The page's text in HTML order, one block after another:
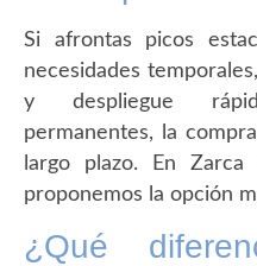
Si afrontas picos
necesidades
y despliegue
permanentes, la
largo plazo. En
proponemos la opción
¿Qué